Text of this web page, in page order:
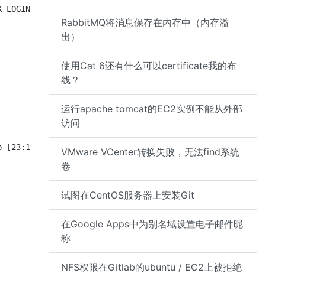
RabbitMQ将消息保存在内存中（内存溢
出）
使用Cat 6还有什么可以certificate我的布
线？
运行apache tomcat的EC2实例不能从外部
访问
VMware VCenter转换失败，无法find系统
卷
试图在CentOS服务器上安装Git
在Google Apps中为别名域设置电子邮件昵
称
NFS权限在Gitlab的ubuntu / EC2上被拒绝
LOGIN: Client "xx.xxx.xx.xx"
[23:15:31] 550 Could not get file size. [23:16:02] SIZE